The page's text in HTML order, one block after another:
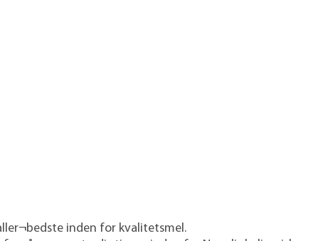
inden for kvalitetsmel.